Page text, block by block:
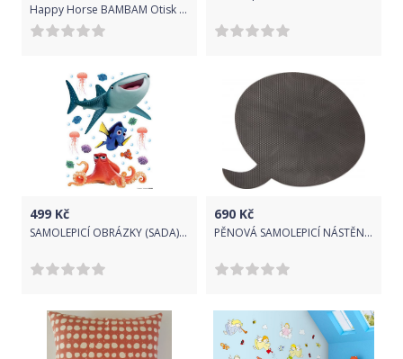
Happy Horse BAMBAM Otisk pro ručičku/nožičku inkoustový
499 Kč
SAMOLEPICÍ OBRÁZKY (SADA) NEMO
690 Kč
PĚNOVÁ SAMOLEPICÍ NÁSTĚNKA BUBLINA VELKÁ - KULATÁ - více barev